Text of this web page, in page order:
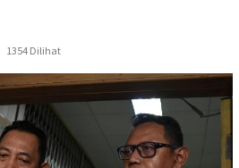
1354 Dilihat